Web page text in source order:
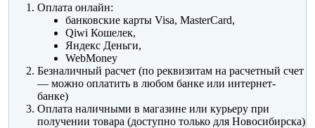
Оплата онлайн:
банковские карты Visa, MasterCard,
Qiwi Кошелек,
Яндекс Деньги,
WebMoney
Безналичный расчет (по реквизитам на расчетный счет
— можно оплатить в любом банке или интернет-
банке)
Оплата наличными в магазине или курьеру при
получении товара (доступно только для Новосибирска)